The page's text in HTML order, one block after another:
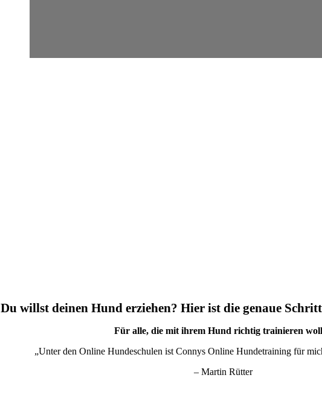
Du willst deinen Hund erziehen? Hier ist die genaue
Für alle, die mit ihrem Hund richtig trainieren
„Unter den Online Hundeschulen ist Connys Online Hundetraining für
– Martin Rütter